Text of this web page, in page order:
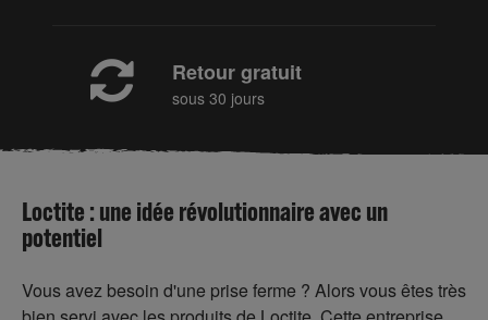
Retour gratuit
sous 30 jours
Loctite : une idée révolutionnaire avec un
potentiel
Vous avez besoin d'une prise ferme ? Alors vous êtes très